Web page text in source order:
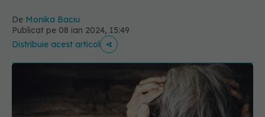
De Monika Baciu
Publicat pe 08 ian 2024, 15:49
Distribuie acest articol